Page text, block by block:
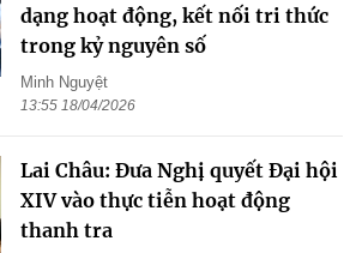
dạng hoạt động, kết nối tri thức
trong kỷ nguyên số
Minh Nguyệt
13:55 18/04/2026
Lai Châu: Đưa Nghị quyết Đại hội
XIV vào thực tiễn hoạt động
thanh tra